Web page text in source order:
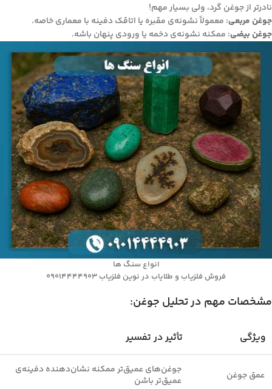
نادرتر از جوغن گرد، ولی بسیار مهم!
جوغن مربعی: معمولاً نشونه‌ی مقبره یا اتاقک دفینه با معماری خاصه.
جوغن بیضی: ممکنه نشونه‌ی دخمه یا ورودی پنهان باشه.
انواع سنگ ها
فروش فلزیاب و طلایاب در نوین فلزیاب 09014444903
مشخصات مهم در تحلیل جوغن:
ویژگی تأثیر در تفسیر
عمق جوغن
جوغن‌های عمیق‌تر ممکنه نشان‌دهنده دفینه‌ی
عمیق‌تر باشن